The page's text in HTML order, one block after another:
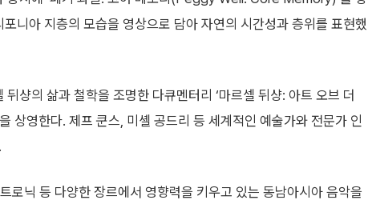
니아 지층의 모습을 영상으로 담아 자연의 시간성과 층위를 표현했
샹의 삶과 철학을 조명한 다큐멘터리 ‘마르셀 뒤샹: 아트 오브 더
영한다. 제프 쿤스, 미셸 공드리 등 세계적인 예술가와 전문가 인
로닉 등 다양한 장르에서 영향력을 키우고 있는 동남아시아 음악을